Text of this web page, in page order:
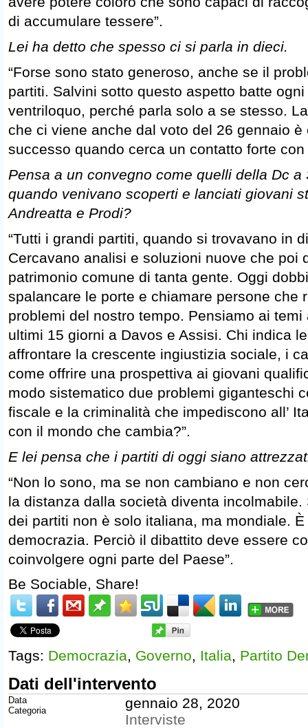
di accumulare tessere”.
Lei ha detto che spesso ci si parla in dieci.
“Forse sono stato generoso, anche se il
partiti. Salvini sotto questo aspetto batte
ventriloquo, perché parla solo a se stesso.
che ci viene anche dal voto del 26 gennaio
successo quando cerca un contatto forte con
Pensa a un convegno come quelli della Dc a
quando venivano scoperti e lanciati giovani
Andreatta e Prodi?
“Tutti i grandi partiti, quando si trovavano in
Cercavano analisi e soluzioni nuove che poi
patrimonio comune di tanta gente. Oggi
spalancare le porte e chiamare persone che
problemi del nostro tempo. Pensiamo ai
ultimi 15 giorni a Davos e Assisi. Chi indica
affrontare la crescente ingiustizia sociale, i
come offrire una prospettiva ai giovani
modo sistematico due problemi giganteschi
fiscale e la criminalità che impediscono all’
con il mondo che cambia?”.
E lei pensa che i partiti di oggi siano
“Non lo sono, ma se non cambiano e non
la distanza dalla società diventa
dei partiti non è solo italiana, ma mondiale.
democrazia. Perciò il dibattito deve essere
coinvolgere ogni parte del Paese”.
Be Sociable, Share!
Tags: Democrazia Governo Italia Partito
Dati dell'intervento
Data
Categoria
gennaio 28, 2020
Interviste